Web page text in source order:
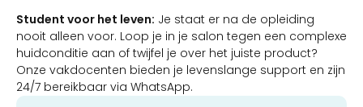
Student voor het leven: Je staat er na de opleiding
nooit alleen voor. Loop je in je salon tegen een complexe
huidconditie aan of twijfel je over het juiste product?
Onze vakdocenten bieden je levenslange support en zijn
24/7 bereikbaar via WhatsApp.